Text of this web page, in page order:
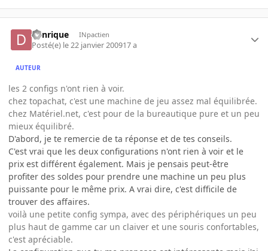
denrique INpactien
Posté(e) le 22 janvier 200917 a
AUTEUR
les 2 configs n'ont rien à voir.
chez topachat, c'est une machine de jeu assez mal équilibrée.
chez Matériel.net, c'est pour de la bureautique pure et un peu
mieux équilibré.
D'abord, je te remercie de ta réponse et de tes conseils.
C'est vrai que les deux configurations n'ont rien à voir et le
prix est différent également. Mais je pensais peut-être
profiter des soldes pour prendre une machine un peu plus
puissante pour le même prix. A vrai dire, c'est difficile de
trouver des affaires.
voilà une petite config sympa, avec des périphériques un peu
plus haut de gamme car un claiver et une souris confortables,
c'est apréciable.